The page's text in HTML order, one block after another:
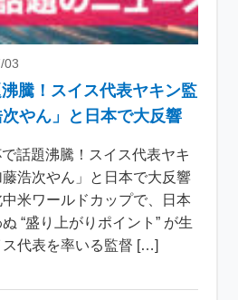
03
騰！スイス代表ヤキン監
やん」と日本で大反響
話題沸騰！スイス代表ヤキ
浩次やん」と日本で大反響
米ワールドカップで、日本
“盛り上がりポイント” が生
ス代表を率いる監督 […]